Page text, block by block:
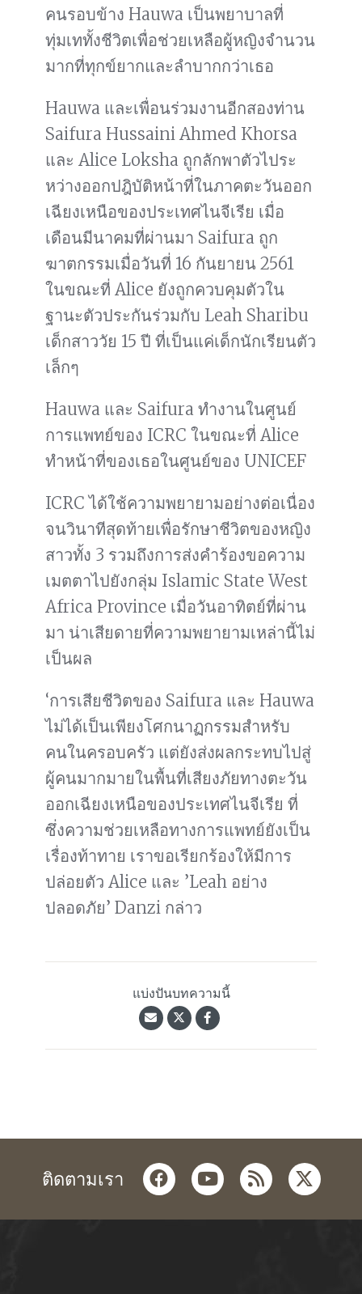
คนรอบข้าง Hauwa เป็นพยาบาลที่
ทุ่มเททั้งชีวิตเพื่อช่วยเหลือผู้หญิงจำนวน
มากที่ทุกข์ยากและลำบากกว่าเธอ
Hauwa และเพื่อนร่วมงานอีกสองท่าน
Saifura Hussaini Ahmed Khorsa
และ Alice Loksha ถูกลักพาตัวไประ
หว่างออกปฎิบัติหน้าที่ในภาคตะวันออก
เฉียงเหนือของประเทศไนจีเรีย เมื่อ
เดือนมีนาคมที่ผ่านมา Saifura ถูก
ฆาตกรรมเมื่อวันที่ 16 กันยายน 2561
ในขณะที่ Alice ยังถูกควบคุมตัวใน
ฐานะตัวประกันร่วมกับ Leah Sharibu
เด็กสาววัย 15 ปี ที่เป็นแค่เด็กนักเรียนตัว
เล็กๆ
Hauwa และ Saifura ทำงานในศูนย์
การแพทย์ของ ICRC ในขณะที่ Alice
ทำหน้าที่ของเธอในศูนย์ของ UNICEF
ICRC ได้ใช้ความพยายามอย่างต่อเนื่อง
จนวินาทีสุดท้ายเพื่อรักษาชีวิตของหญิง
สาวทั้ง 3 รวมถึงการส่งคำร้องขอความ
เมตตาไปยังกลุ่ม Islamic State West
Africa Province เมื่อวันอาทิตย์ที่ผ่าน
มา น่าเสียดายที่ความพยายามเหล่านี้ไม่
เป็นผล
‘การเสียชีวิตของ Saifura และ Hauwa
ไม่ได้เป็นเพียงโศกนาฏกรรมสำหรับ
คนในครอบครัว แต่ยังส่งผลกระทบไปสู่
ผู้คนมากมายในพื้นที่เสียงภัยทางตะวัน
ออกเฉียงเหนือของประเทศไนจีเรีย ที่
ซึ่งความช่วยเหลือทางการแพทย์ยังเป็น
เรื่องท้าทาย เราขอเรียกร้องให้มีการ
ปล่อยตัว Alice และ ’Leah อย่าง
ปลอดภัย’ Danzi กล่าว
แบ่งปันบทความนี้
ติดตามเรา facebookyoutube
rss twitter